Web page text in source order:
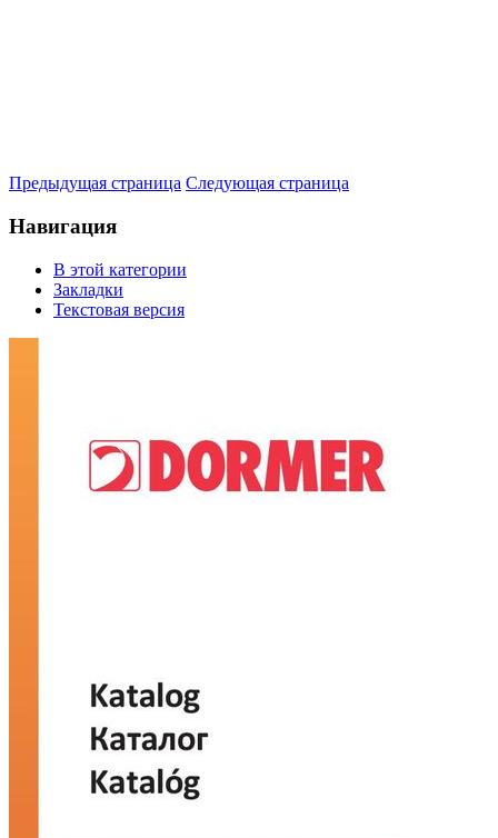
Предыдущая страница Следующая страница
Навигация
В этой категории
Закладки
Текстовая версия